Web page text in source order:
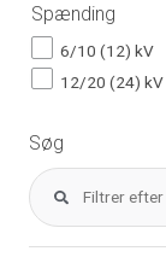
Spænding
6/10 (12) kV
12/20 (24) kV
Søg